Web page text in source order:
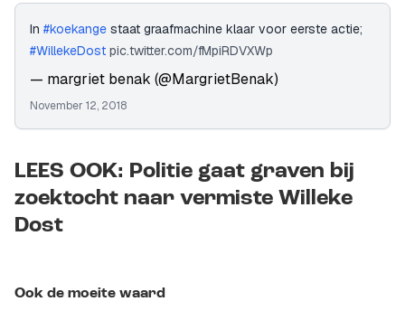
In #koekange staat graafmachine klaar voor eerste actie;
#WillekeDost pic.twitter.com/fMpiRDVXWp
— margriet benak (@MargrietBenak)
November 12, 2018
LEES OOK: Politie gaat graven bij
zoektocht naar vermiste Willeke
Dost
Ook de moeite waard